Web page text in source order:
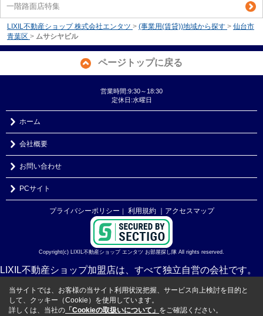
一階路面店特集
LIXIL不動産ショップ 株式会社エンタツ > (事業用(賃貸))地域から探す > 仙台市
青葉区 > ムサシヤビル
ページトップに戻る
営業時間:9:30～18:30
定休日:水曜日
ホーム
会社概要
お問い合わせ
PCサイト
プライバシーポリシー 利用規約 ｜アクセスマップ
Copyright(c) LIXIL不動産ショップ エンタツ お部屋探し隊 All rights reserved.
LIXIL不動産ショップ加盟店は、すべて独立自営の会社です。
当サイトでは、お客様の当サイト利用状況把握、サービス向上検討を目的と
して、クッキー（Cookie）を使用しています。
詳しくは、当社の 「Cookieの取扱いについて」 をご確認ください。